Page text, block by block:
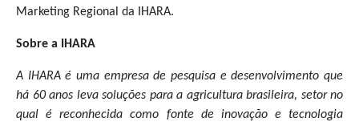
Marketing Regional da IHARA.
Sobre a IHARA
A IHARA é uma empresa de pesquisa e desenvolvimento que
há 60 anos leva soluções para a agricultura brasileira, setor no
qual é reconhecida como fonte de inovação e tecnologia